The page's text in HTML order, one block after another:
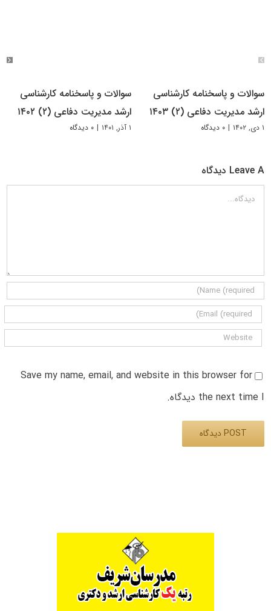
سوالات و پاسخنامه کارشناسی
ارشد مدیریت دفاعی (۲) ۱۴۰۳
۱ دی, ۱۴۰۲ | ۰ دیدگاه
سوالات و پاسخنامه کارشناسی
ارشد مدیریت دفاعی (۲) ۱۴۰۲
۱ آذر, ۱۴۰۱ | ۰ دیدگاه
Leave A دیدگاه
دیدگاه
Save my name, email, and website in this browser for
the next time I دیدگاه.